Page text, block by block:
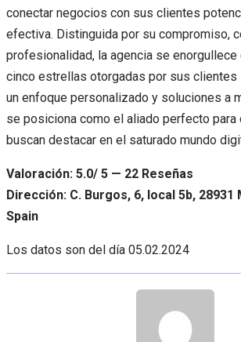
conectar negocios con sus clientes
efectiva. Distinguida por su compromiso,
profesionalidad, la agencia se
cinco estrellas otorgadas por sus clientes
un enfoque personalizado y soluciones a
se posiciona como el aliado perfecto para
buscan destacar en el saturado mundo
Valoración: 5.0/ 5 — 22 Reseñas
Dirección: C. Burgos, 6, local 5b,
Spain
Los datos son del día 05.02.2024